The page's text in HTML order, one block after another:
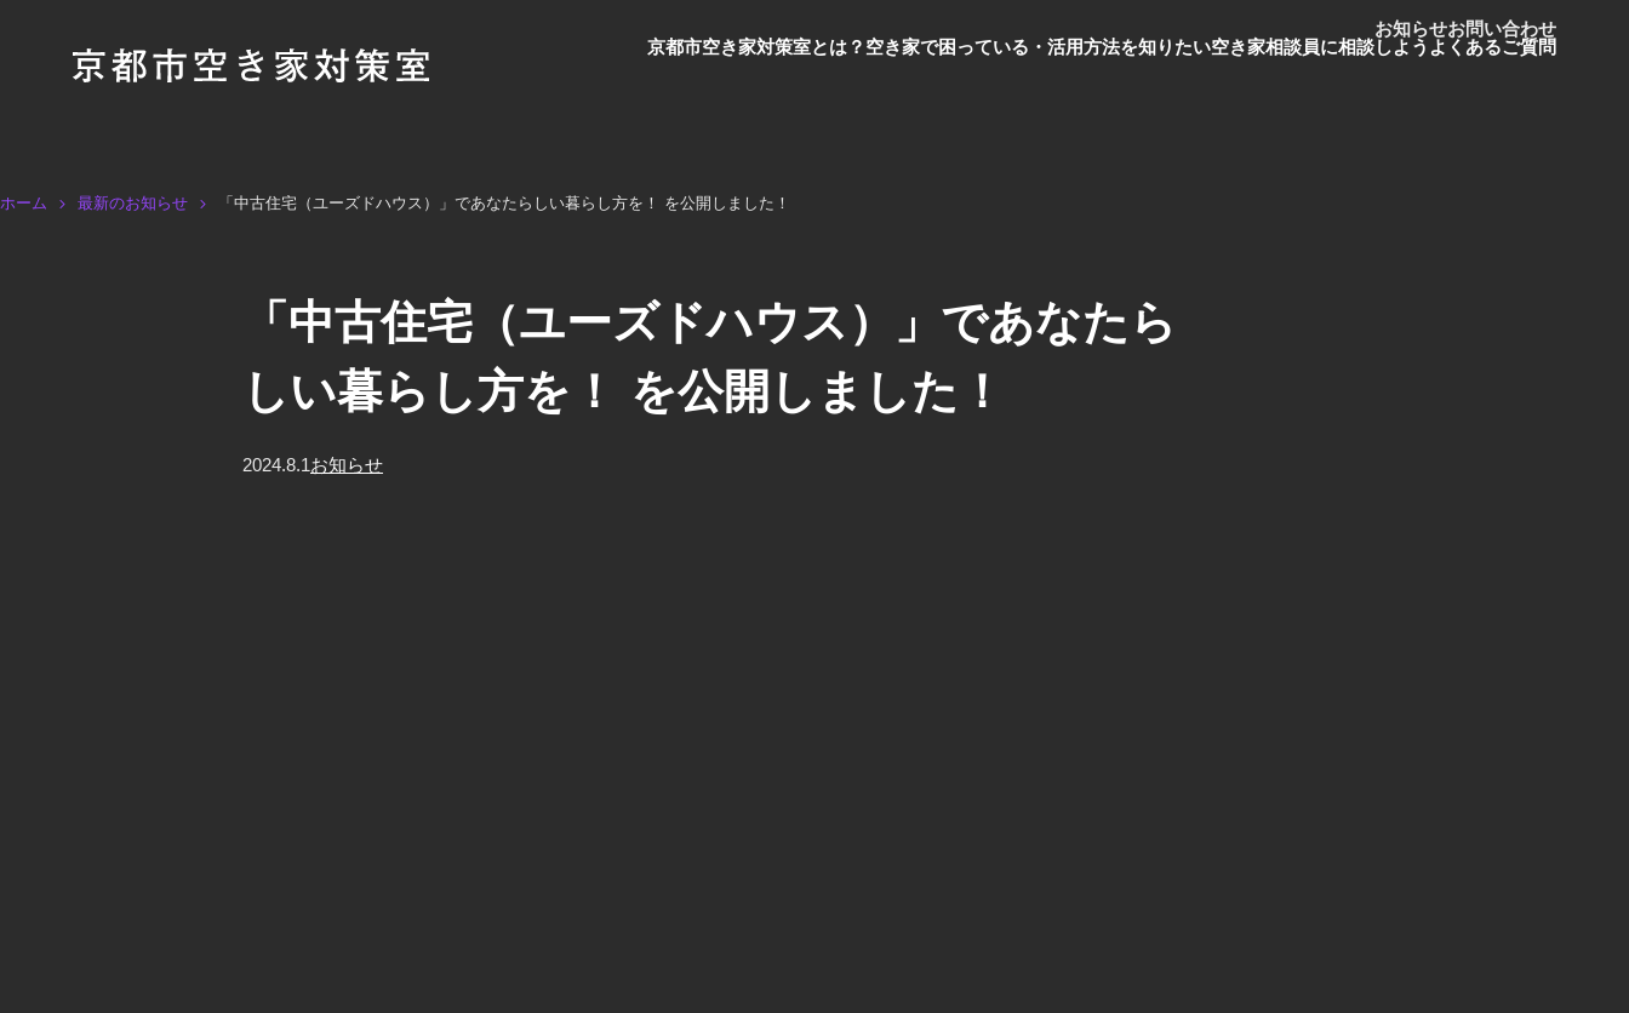
京都市空き家対策室とは？ 空き家で困っている・活用方法を知りたい空き家相談員に相談しよう よくあるご質問
お知らせお問い合わせ
ホーム 最新のお知らせ 「中古住宅（ユーズドハウス）」であなたらしい暮らし方を！ を公開しました！
「中古住宅（ユーズドハウス）」であなたら
しい暮らし方を！ を公開しました！
2024.8.1お知らせ